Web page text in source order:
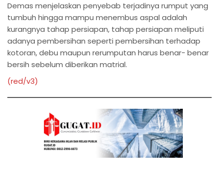
Demas menjelaskan penyebab terjadinya rumput yang
tumbuh hingga mampu menembus aspal adalah
kurangnya tahap persiapan, tahap persiapan meliputi
adanya pembersihan seperti pembersihan terhadap
kotoran, debu maupun rerumputan harus benar- benar
bersih sebelum diberikan matrial.
(red/v3)